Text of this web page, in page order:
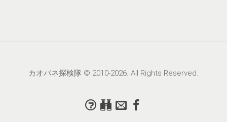
カオパネ探検隊 © 2010-2026. All Rights Reserved.